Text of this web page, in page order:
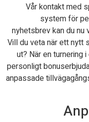
Vår kontakt med
system för
nyhetsbrev kan du nu
Vill du veta när ett nytt
ut? När en turnering
personligt
anpassade